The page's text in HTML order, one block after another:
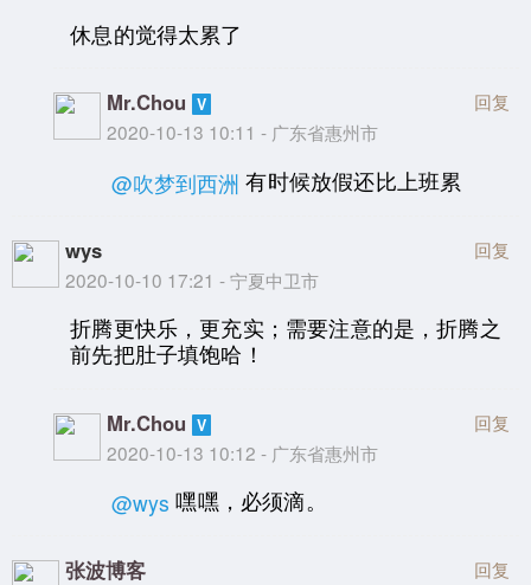
休息的觉得太累了
Mr.Chou
2020-10-13 10:11 - 广东省惠州市
回复
@吹梦到西洲 有时候放假还比上班累
wys
2020-10-10 17:21 - 宁夏中卫市
回复
折腾更快乐，更充实；需要注意的是，折腾之
前先把肚子填饱哈！
Mr.Chou
2020-10-13 10:12 - 广东省惠州市
回复
@wys 嘿嘿，必须滴。
张波博客 回复